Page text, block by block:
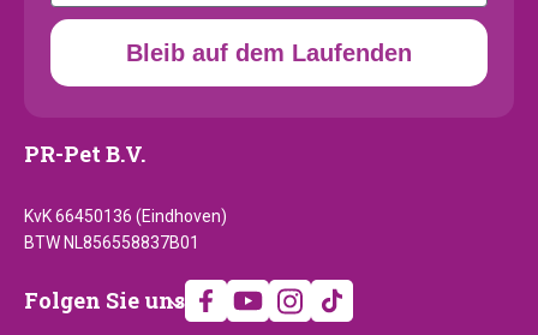
Bleib auf dem Laufenden
PR-Pet B.V.
KvK 66450136 (Eindhoven)
BTW NL856558837B01
Folgen
Folgen Sie uns